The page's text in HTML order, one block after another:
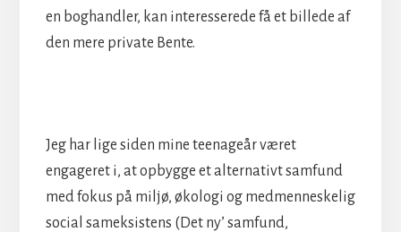
en boghandler, kan interesserede få et billede af
den mere private Bente.
Jeg har lige siden mine teenageår været
engageret i, at opbygge et alternativt samfund
med fokus på miljø, økologi og medmenneskelig
social sameksistens (Det ny’ samfund,